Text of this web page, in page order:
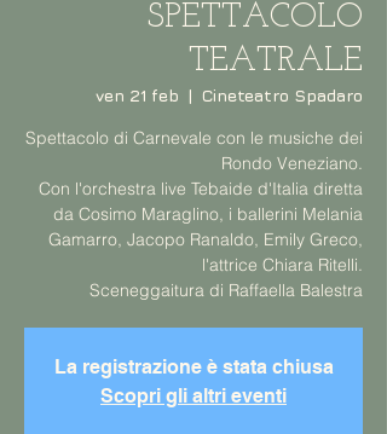
SPETTACOLO
TEATRALE
ven 21 feb
  |
Cineteatro Spadaro
Spettacolo di Carnevale con le musiche dei
Rondo Veneziano.
Con l'orchestra live Tebaide d'Italia diretta
da Cosimo Maraglino, i ballerini Melania
Gamarro, Jacopo Ranaldo, Emily Greco,
l'attrice Chiara Ritelli.
Sceneggaitura di Raffaella Balestra
La registrazione è stata chiusa
Scopri gli altri eventi